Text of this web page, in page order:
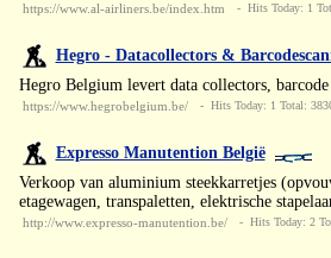
https://www.al-airliners.be/index.htm - Hits Today: 1
Hegro - Datacollectors &
Hegro Belgium levert data collectors, barcode
https://www.hegrobelgium.be/ - Hits Today: 1 Total:
Expresso Manutention België
Verkoop van aluminium steekkarretjes
etagewagen, transpaletten, elektrische
http://www.expresso-manutention.be/ - Hits Today: 2